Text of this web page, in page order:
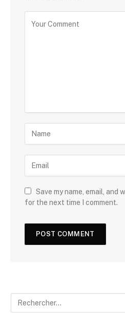
Save my name, email, and
for the next time I comment.